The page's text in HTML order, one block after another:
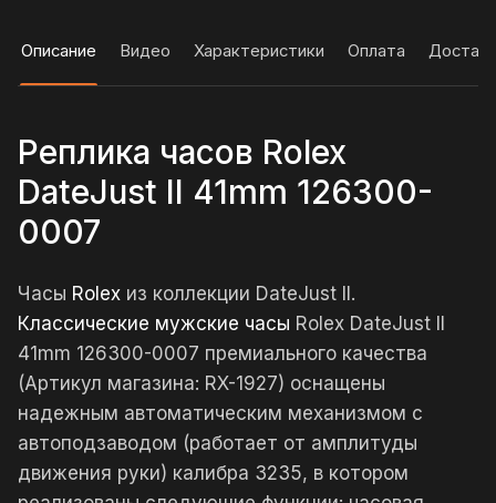
Описание Видео Характеристики Оплата
Реплика часов Rolex
DateJust II 41mm 126300-
0007
Часы Rolex из коллекции DateJust II.
Классические мужские часы Rolex DateJust II
41mm 126300-0007 премиального качества
(Артикул магазина: RX-1927) оснащены
надежным автоматическим механизмом с
автоподзаводом (работает от амплитуды
движения руки) калибра 3235, в котором